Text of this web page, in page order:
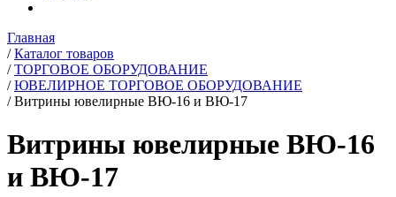
Главная
/ Каталог товаров
/ ТОРГОВОЕ ОБОРУДОВАНИЕ
/ ЮВЕЛИРНОЕ ТОРГОВОЕ ОБОРУДОВАНИЕ
/ Витрины ювелирные ВЮ-16 и ВЮ-17
Витрины ювелирные ВЮ-16
и ВЮ-17